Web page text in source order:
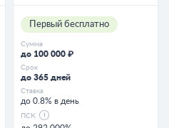
Первый бесплатно
Сумма
до 100 000 ₽
Срок
до 365 дней
Ставка
до 0.8% в день
ПСК